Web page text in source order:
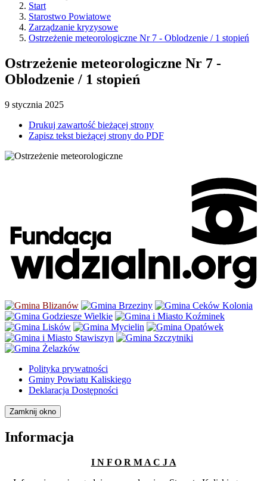
Start
Starostwo Powiatowe
Zarządzanie kryzysowe
Ostrzeżenie meteorologiczne Nr 7 - Oblodzenie / 1 stopień
Ostrzeżenie meteorologiczne Nr 7 -
Oblodzenie / 1 stopień
9 stycznia 2025
Drukuj zawartość bieżącej strony
Zapisz tekst bieżącej strony do PDF
Polityka prywatności
Gminy Powiatu Kaliskiego
Deklaracja Dostępności
Zamknij okno
Informacja
I N F O R M A C J A